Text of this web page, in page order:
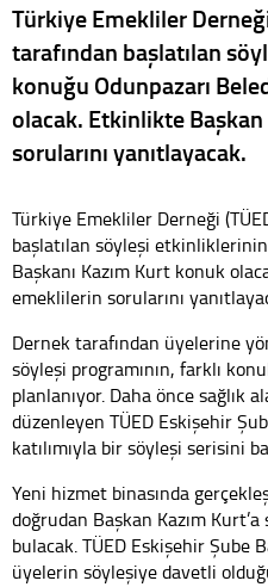
Türkiye Emekliler
tarafından başlatılan
konuğu Odunpazarı
olacak. Etkinlikte
sorularını yanıtlayacak.
Türkiye Emekliler Derneği
başlatılan söyleşi
Başkanı Kazım Kurt konuk
emeklilerin sorularını
Dernek tarafından üyelerine
söyleşi programının, farklı
planlanıyor. Daha önce sağlık
düzenleyen TÜED Eskişehir
katılımıyla bir söyleşi serisini
Yeni hizmet binasında
doğrudan Başkan Kazım
bulacak. TÜED Eskişehir Şube
üyelerin söyleşiye davetli